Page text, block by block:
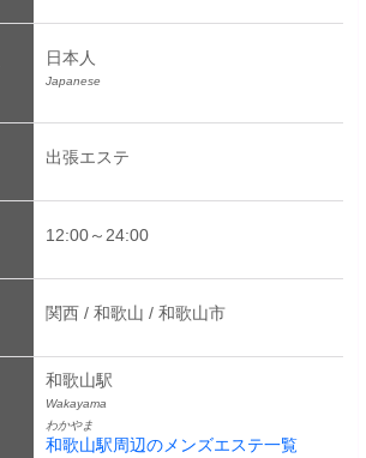
日本人
Japanese
出張エステ
12:00～24:00
関西 / 和歌山 / 和歌山市
和歌山駅
Wakayama
わかやま
和歌山駅周辺のメンズエステ一覧